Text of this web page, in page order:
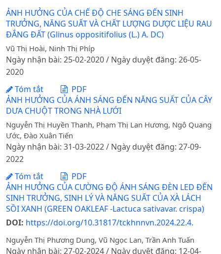
ẢNH HƯỞNG CỦA CHẾ ĐỘ CHE SÁNG ĐẾN SINH
TRƯỞNG, NĂNG SUẤT VÀ CHẤT LƯỢNG DƯỢC LIỆU RAU
ĐẮNG ĐẤT (Glinus oppositifolius (L.) A. DC)
Vũ Thị Hoài, Ninh Thị Phíp
Ngày nhận bài: 25-02-2020 / Ngày duyệt đăng: 26-05-
2020
Tóm tắt
PDF
ẢNH HƯỞNG CỦA ÁNH SÁNG ĐẾN NĂNG SUẤT CỦA CÂY
DƯA CHUỘT TRONG NHÀ LƯỚI
Nguyễn Thị Huyền Thanh, Phạm Thị Lan Hương, Ngô Quang
Ước, Đào Xuân Tiến
Ngày nhận bài: 31-03-2022 / Ngày duyệt đăng: 27-09-
2022
Tóm tắt
PDF
ẢNH HƯỞNG CỦA CƯỜNG ĐỘ ÁNH SÁNG ĐÈN LED ĐẾN
SINH TRƯỞNG, SINH LÝ VÀ NĂNG SUẤT CỦA XÀ LÁCH
SỒI XANH (GREEN OAKLEAF -Lactuca sativavar. crispa)
DOI: https://doi.org/10.31817/tckhnnvn.2024.22.4.
Nguyễn Thị Phương Dung, Vũ Ngọc Lan, Trần Anh Tuấn
Ngày nhận bài: 27-02-2024 / Ngày duyệt đăng: 12-04-